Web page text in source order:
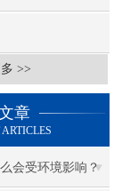
>>
章
会受环境影响？